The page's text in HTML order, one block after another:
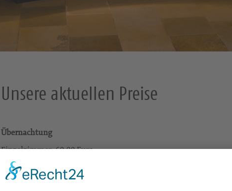
Unsere aktuellen Preise
Übernachtung
Einzelzimmer: 60,00 Euro
Zweibettzimmer p. P.: 50,00 Euro